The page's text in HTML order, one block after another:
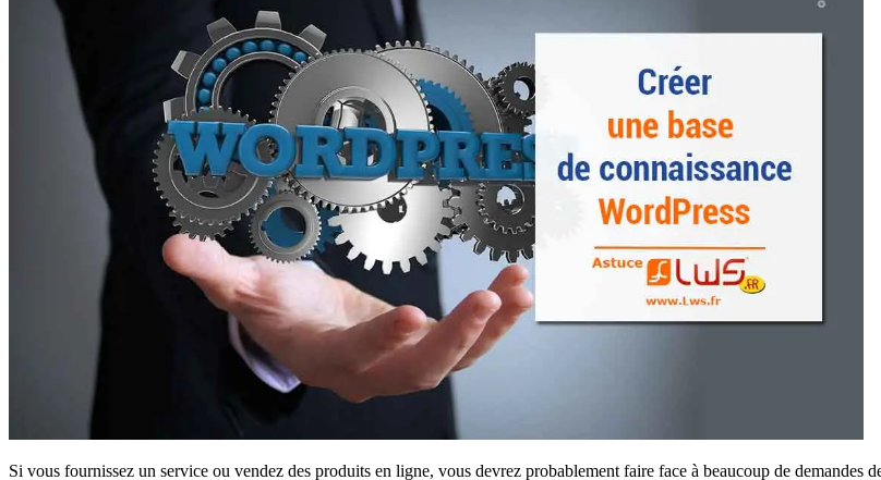
Si vous fournissez un service ou vendez des produits en ligne, vous devrez probablement faire face à beaucoup de demandes